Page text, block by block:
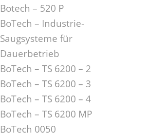
Botech – 520 P
BoTech – Industrie-
Saugsysteme für
Dauerbetrieb
BoTech – TS 6200 – 2
BoTech – TS 6200 – 3
BoTech – TS 6200 – 4
BoTech – TS 6200 MP
BoTech 0050